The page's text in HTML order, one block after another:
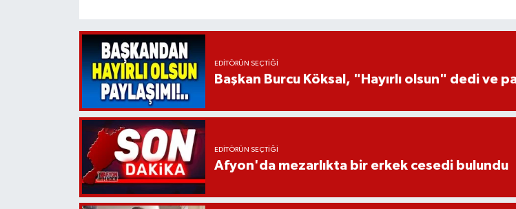
EDITÖRÜN SEÇTIĞI
Başkan Burcu Köksal, "Hayırlı olsun" dedi ve
EDITÖRÜN SEÇTIĞI
Afyon'da mezarlıkta bir erkek cesedi bulundu